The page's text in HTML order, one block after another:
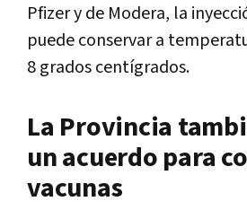
Pfizer y de Modera, la
puede conservar a
8 grados centígrados.
La Provincia
un acuerdo para
vacunas